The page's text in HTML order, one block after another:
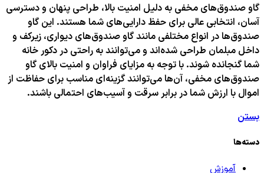
گاو صندوق‌های مخفی به دلیل امنیت بالا، طراحی پنهان و دسترسی
آسان، انتخابی عالی برای حفظ دارایی‌های شما هستند. این گاو
صندوق‌ها در انواع مختلفی مانند گاو صندوق‌های دیواری، زیرکف و
داخل مبلمان طراحی شده‌اند و می‌توانند به راحتی در دکور خانه
شما گنجانده شوند. با توجه به مزایای فراوان و امنیت بالای گاو
صندوق‌های مخفی، آن‌ها می‌توانند گزینه‌ای مناسب برای حفاظت از
اموال با ارزش شما در برابر سرقت و آسیب‌های احتمالی باشند.
بستن
دسته‌ها
آموزش